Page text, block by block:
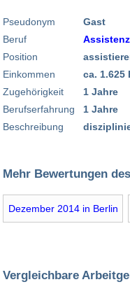
Pseudonym
Beruf
Position
Einkommen
Zugehörigkeit
Berufserfahrung
Beschreibung
Gast
Assistenz
ca. 1.625
1 Jahre
1 Jahre
Mehr Bewertungen
Dezember 2014 in Berlin
Vergleichbare